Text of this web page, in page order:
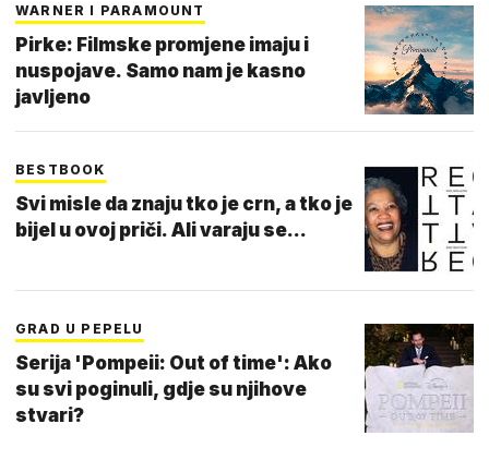
WARNER I PARAMOUNT
Pirke: Filmske promjene imaju i
nuspojave. Samo nam je kasno
javljeno
BESTBOOK
Svi misle da znaju tko je crn, a tko je
bijel u ovoj priči. Ali varaju se...
GRAD U PEPELU
Serija 'Pompeii: Out of time': Ako
su svi poginuli, gdje su njihove
stvari?